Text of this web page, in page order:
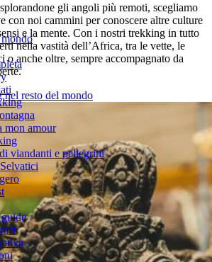
mon amour
viandanti e pellegrini
gli angoli più remoti, scegliamo
con noi cammini per conoscere altre culture
e la mente. Con i nostri trekking in tutto
nella vastità dell’Africa, tra le vette, le
o anche oltre, sempre accompagnato da
resto del mondo